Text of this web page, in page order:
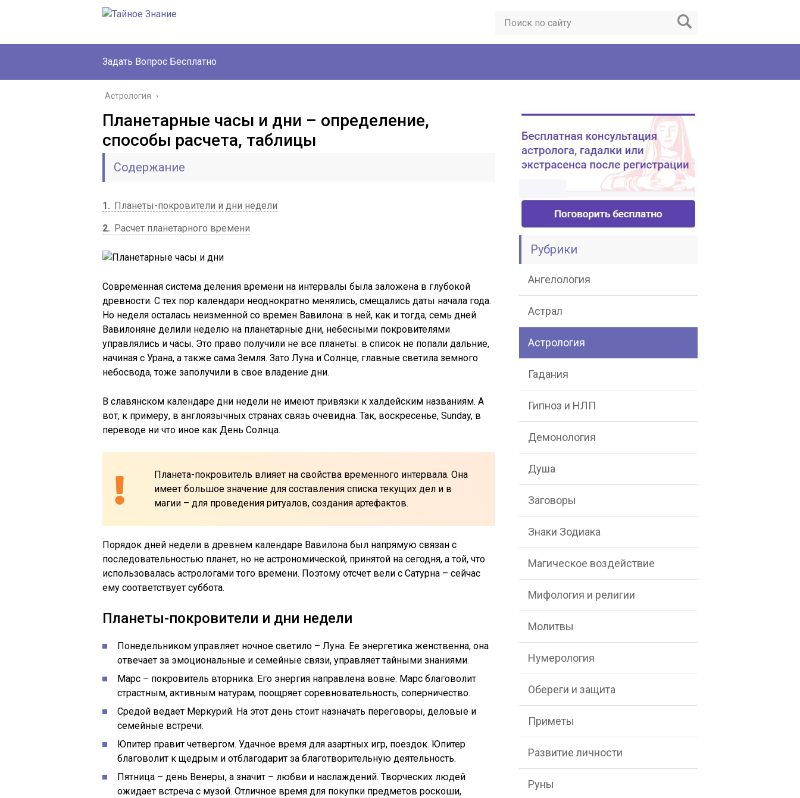
Задать Вопрос Бесплатно
Астрология ›
Планетарные часы и дни – определение,
способы расчета, таблицы
Содержание
1
Планеты-покровители и дни недели
2
Расчет планетарного времени
Современная система деления времени на интервалы была заложена в глубокой
древности. С тех пор календари неоднократно менялись, смещались даты начала года.
Но неделя осталась неизменной со времен Вавилона: в ней, как и тогда, семь дней.
Вавилоняне делили неделю на планетарные дни, небесными покровителями
управлялись и часы. Это право получили не все планеты: в список не попали дальние,
начиная с Урана, а также сама Земля. Зато Луна и Солнце, главные светила земного
небосвода, тоже заполучили в свое владение дни.
В славянском календаре дни недели не имеют привязки к халдейским названиям. А
вот, к примеру, в англоязычных странах связь очевидна. Так, воскресенье, Sunday, в
переводе ни что иное как День Солнца.
Планета-покровитель влияет на свойства временного интервала. Она
имеет большое значение для составления списка текущих дел и в
магии – для проведения ритуалов, создания артефактов.
Порядок дней недели в древнем календаре Вавилона был напрямую связан с
последовательностью планет, но не астрономической, принятой на сегодня, а той, что
использовалась астрологами того времени. Поэтому отсчет вели с Сатурна – сейчас
ему соответствует суббота.
Планеты-покровители и дни недели
Понедельником управляет ночное светило – Луна. Ее энергетика женственна, она
отвечает за эмоциональные и семейные связи, управляет тайными знаниями.
Марс – покровитель вторника. Его энергия направлена вовне. Марс благоволит
страстным, активным натурам, поощряет соревновательность, соперничество.
Средой ведает Меркурий. На этот день стоит назначать переговоры, деловые и
семейные встречи.
Юпитер правит четвергом. Удачное время для азартных игр, поездок. Юпитер
благоволит к щедрым и отблагодарит за благотворительную деятельность.
Пятница – день Венеры, а значит – любви и наслаждений. Творческих людей
ожидает встреча с музой. Отличное время для покупки предметов роскоши,
Рубрики
Ангелология
Астрал
Астрология
Гадания
Гипноз и НЛП
Демонология
Душа
Заговоры
Знаки Зодиака
Магическое воздействие
Мифология и религии
Молитвы
Нумерология
Обереги и защита
Приметы
Развитие личности
Руны